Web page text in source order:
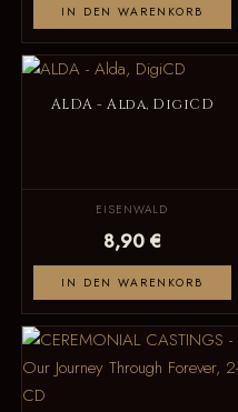
IN DEN WARENKORB
ALDA - Alda, DigiCD
EISENWALD
8,90 €
IN DEN WARENKORB